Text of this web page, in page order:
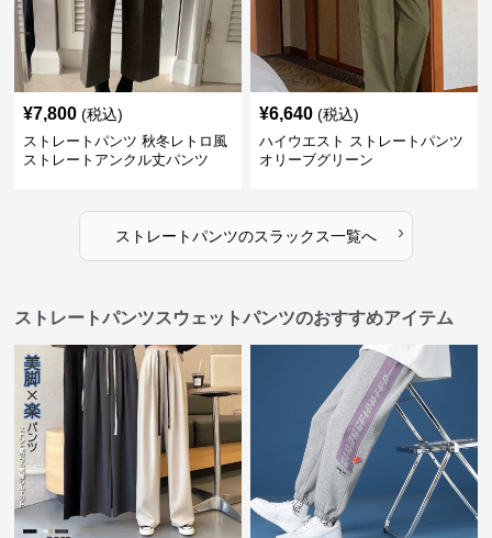
¥7,800 (税込)
ストレートパンツ 秋冬レトロ風
ストレートアンクル丈パンツ
¥6,640 (税込)
ハイウエスト ストレートパンツ
オリーブグリーン
ストレートパンツのスラックス一覧へ ›
ストレートパンツスウェットパンツのおすすめアイテム